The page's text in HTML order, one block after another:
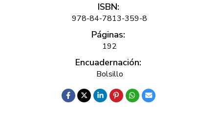
ISBN:
978-84-7813-359-8
Páginas:
192
Encuadernación:
Bolsillo